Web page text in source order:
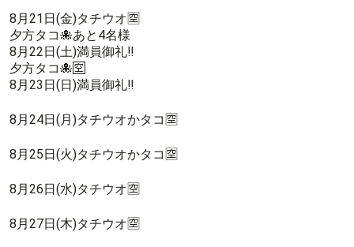
8月21日(金)タチウオ🈳
夕方タコ🐙あと4名様
8月22日(土)満員御礼‼️
夕方タコ🐙🈳
8月23日(日)満員御礼‼️
8月24日(月)タチウオかタコ🈳
8月25日(火)タチウオかタコ🈳
8月26日(水)タチウオ🈳
8月27日(木)タチウオ🈳